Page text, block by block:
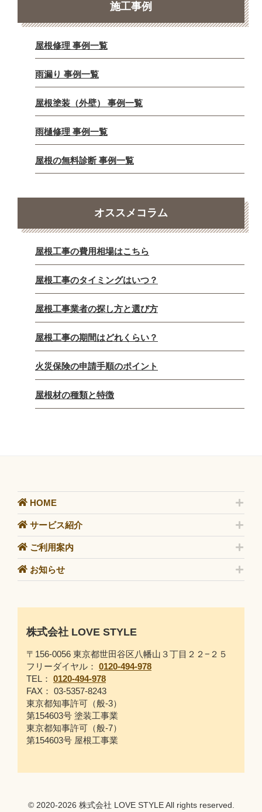
施工事例
屋根修理 事例一覧
雨漏り 事例一覧
屋根塗装（外壁） 事例一覧
雨樋修理 事例一覧
屋根の無料診断 事例一覧
オススメコラム
屋根工事の費用相場はこちら
屋根工事のタイミングはいつ？
屋根工事業者の探し方と選び方
屋根工事の期間はどれくらい？
火災保険の申請手順のポイント
屋根材の種類と特徴
HOME
サービス紹介
ご利用案内
お知らせ
株式会社 LOVE STYLE
〒156-0056 東京都世田谷区八幡山３丁目２２−２５
フリーダイヤル： 0120-494-978
TEL： 0120-494-978
FAX： 03-5357-8243
東京都知事許可（般-3）
第154603号 塗装工事業
東京都知事許可（般-7）
第154603号 屋根工事業
© 2020-2026 株式会社 LOVE STYLE All rights reserved.